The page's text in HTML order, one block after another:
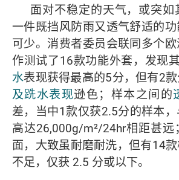
面对不稳定的天气，或突如
一件既挡风防雨又透气舒适的
可少。消费者委员会联同多个
作测试了16款功能外套，发现
水表现获得最高的5分，但有2
及跣水表现逊色；样本之间的
差，当中1款仅获2.5分的样本
高达26,000g/m²/24hr相距甚
面，大致虽耐磨耐洗，但有14
不足，仅获 2.5 分或以下。